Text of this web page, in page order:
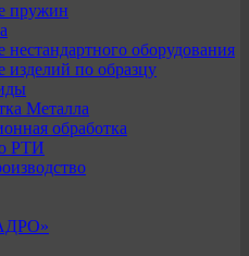
пружин
нестандартного оборудования
изделий по образцу
Металла
обработка
РТИ